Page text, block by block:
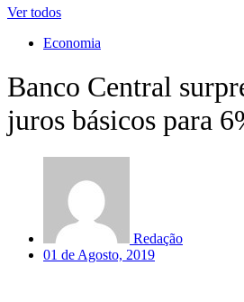
Ver todos
Economia
Banco Central
juros básicos para
Redação
01 de Agosto, 2019